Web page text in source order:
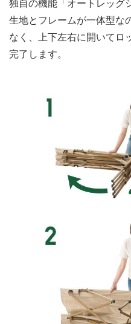
独自の機能「オートレッグ
生地とフレームが一体型な
なく、上下左右に開いてロ
完了します。